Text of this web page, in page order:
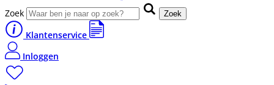
Zoek Zoek
Klantenservice
Inloggen